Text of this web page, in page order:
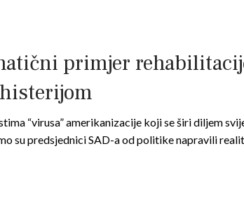
primjer
“virusa” amerikanizacije koji se širi diljem
su predsjednici SAD-a od politike napravili